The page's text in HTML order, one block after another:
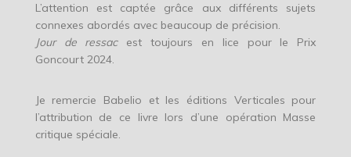
L’attention est captée grâce aux différents sujets
connexes abordés avec beaucoup de précision.
Jour de ressacest toujours en lice pour le Prix
Goncourt 2024.
Je remercie Babelio et les éditions Verticales pour
l’attribution de ce livre lors d’une opération Masse
critique spéciale.